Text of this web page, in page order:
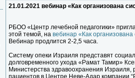
21.01.2021 вебинар «Как организована
РБОО «Центр лечебной педагогики»
этой темой, на вебинар «Как
Вебинар продлится 2-2,5 часа.
Систему опеки Израиля представят
долговременного ухода «Рамат Тамир»
Министерства здравоохранения Израиля,
пациентов в Центре Неве-Адар компании